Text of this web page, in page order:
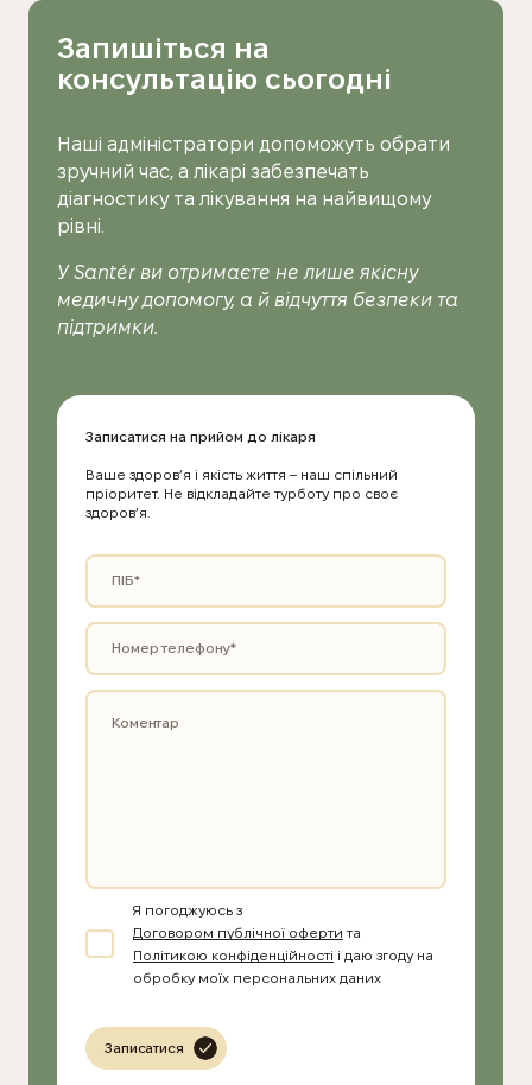
Запишіться на
консультацію сьогодні
Наші адміністратори допоможуть обрати
зручний час, а лікарі забезпечать
діагностику та лікування на найвищому
рівні.
У Santér ви отримаєте не лише якісну
медичну допомогу, а й відчуття безпеки та
підтримки.
Записатися на прийом до лікаря
Ваше здоров’я і якість життя – наш спільний
пріоритет. Не відкладайте турботу про своє
здоров’я.
Я погоджуюсь з
Договором публічної оферти та
Політикою конфіденційності і даю згоду на
обробку моїх персональних даних
Записатися